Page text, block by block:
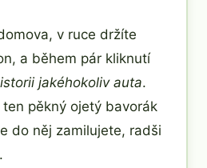
v ruce držíte
a během pár kliknutí
jakéhokoliv auta.
pěkný ojetý bavorák
do něj zamilujete, radši